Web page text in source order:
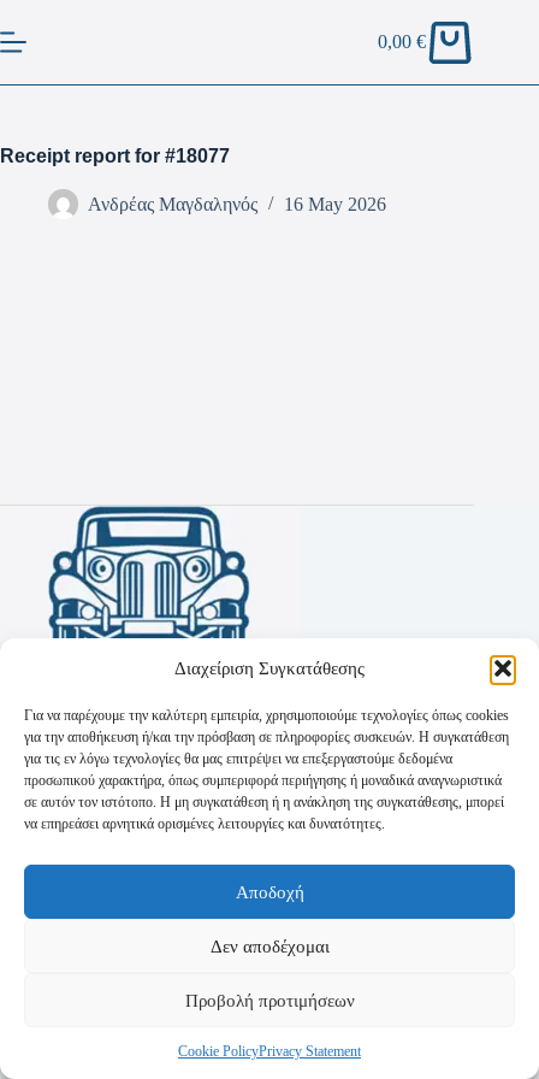
Διαχείριση Συγκατάθεσης
Για να παρέχουμε την καλύτερη εμπειρία, χρησιμοποιούμε τεχνολογίες όπως cookies
για την αποθήκευση ή/και την πρόσβαση σε πληροφορίες συσκευών. Η συγκατάθεση
για τις εν λόγω τεχνολογίες θα μας επιτρέψει να επεξεργαστούμε δεδομένα
προσωπικού χαρακτήρα, όπως συμπεριφορά περιήγησης ή μοναδικά αναγνωριστικά
σε αυτόν τον ιστότοπο. Η μη συγκατάθεση ή η ανάκληση της συγκατάθεσης, μπορεί
να επηρεάσει αρνητικά ορισμένες λειτουργίες και δυνατότητες.
Αποδοχή
Δεν αποδέχομαι
Προβολή προτιμήσεων
Cookie PolicyPrivacy Statement
0,00€
Receipt report for #18077
Ανδρέας Μαγδαληνός 16 May 2026
Πολιτική Απορρήτου
Τρόποι Αποστολής
Τρόποι Πληρωμής